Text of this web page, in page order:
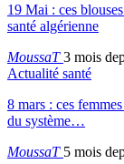
19 Mai : ces
santé algérienne
MoussaT3 mois
Actualité santé
8 mars : ces
du système…
MoussaT 5 mois